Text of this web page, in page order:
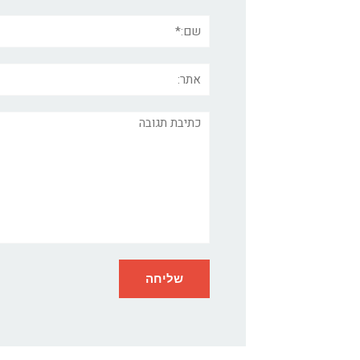
תגובה